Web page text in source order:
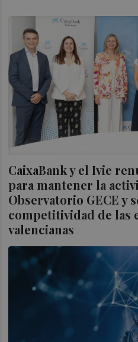
CaixaBank y el Ivie
para mantener la
Observatorio GECE y
competitividad de las
valencianas